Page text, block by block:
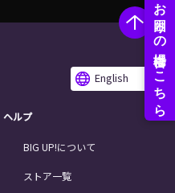
English
ヘルプ
BIG UP!について
ストア一覧